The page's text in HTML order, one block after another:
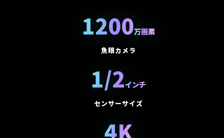
1200万画素
魚眼カメラ
1/2インチ
センサーサイズ
4K